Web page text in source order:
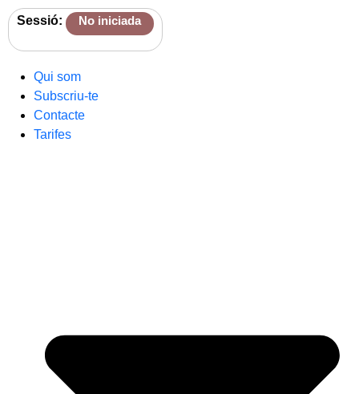
Sessió: No iniciada
Qui som
Subscriu-te
Contacte
Tarifes